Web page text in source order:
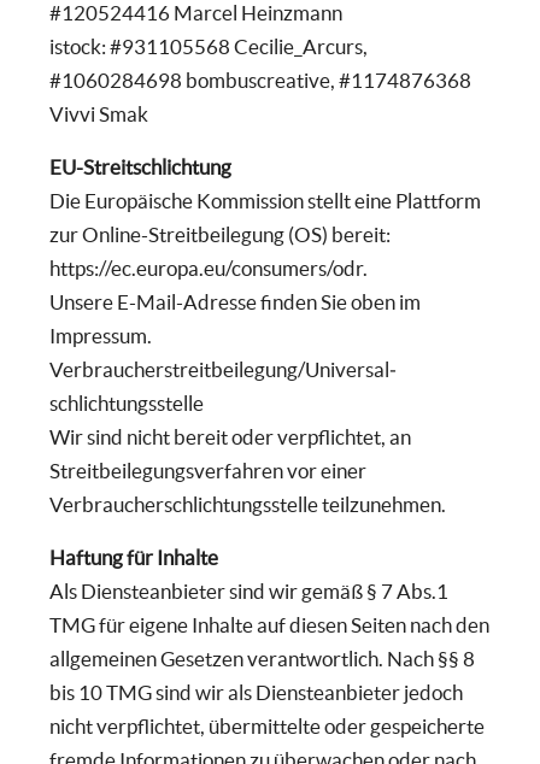
#120524416 Marcel Heinzmann
istock: #931105568 Cecilie_Arcurs,
#1060284698 bombuscreative, #1174876368
Vivvi Smak
EU-Streitschlichtung
Die Europäische Kommission stellt eine Plattform
zur Online-Streitbeilegung (OS) bereit:
https://ec.europa.eu/consumers/odr.
Unsere E-Mail-Adresse finden Sie oben im
Impressum.
Verbraucher­streit­beilegung/Universal­
schlichtungs­stelle
Wir sind nicht bereit oder verpflichtet, an
Streitbeilegungsverfahren vor einer
Verbraucherschlichtungsstelle teilzunehmen.
Haftung für Inhalte
Als Diensteanbieter sind wir gemäß § 7 Abs.1
TMG für eigene Inhalte auf diesen Seiten nach den
allgemeinen Gesetzen verantwortlich. Nach §§ 8
bis 10 TMG sind wir als Diensteanbieter jedoch
nicht verpflichtet, übermittelte oder gespeicherte